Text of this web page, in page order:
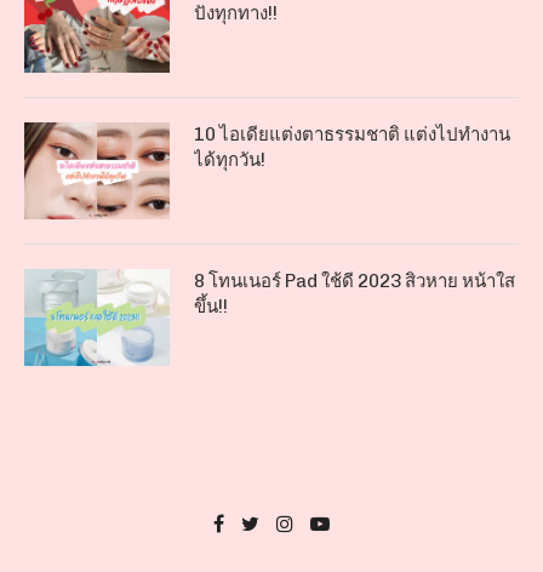
ปังทุกทาง!!
10 ไอเดียแต่งตาธรรมชาติ แต่งไปทำงาน
ได้ทุกวัน!
8 โทนเนอร์ Pad ใช้ดี 2023 สิวหาย หน้าใส
ขึ้น!!